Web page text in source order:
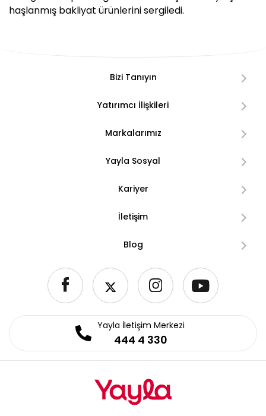
haşlanmış bakliyat ürünlerini sergiledi.
Bizi Tanıyın
Yatırımcı İlişkileri
Markalarımız
Yayla Sosyal
Kariyer
İletişim
Blog
Yayla İletişim Merkezi
444 4 330